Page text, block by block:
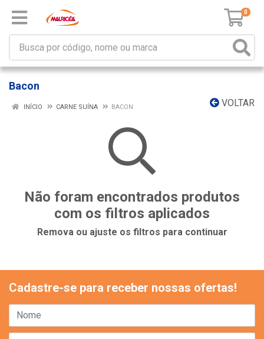
0
Bacon
VOLTAR
INÍCIO CARNE SUÍNA BACON
Não foram encontrados produtos
com os filtros aplicados
Remova ou ajuste os filtros para continuar
Cadastre-se para receber nossas ofertas!